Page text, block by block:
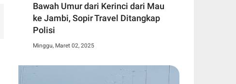
Bawah Umur dari Kerinci dari Mau
ke Jambi, Sopir Travel Ditangkap
Polisi
Minggu, Maret 02, 2025